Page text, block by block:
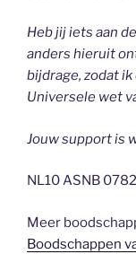
Heb jij iets aan
anders hieruit
bijdrage, zodat
Universele wet
Jouw support is
NL10 ASNB
Meer
Boodschappen